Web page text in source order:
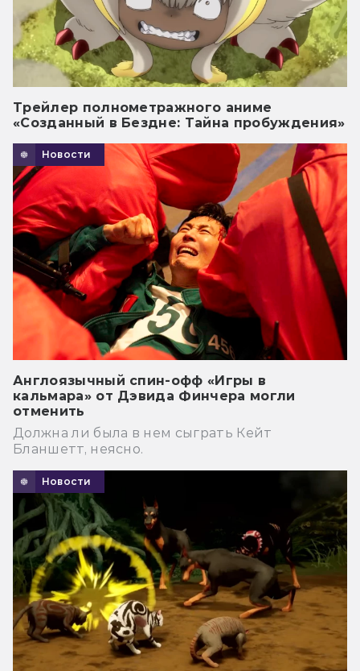
Трейлер полнометражного аниме
«Созданный в Бездне: Тайна пробуждения»
Новости
Англоязычный спин-офф «Игры в
кальмара» от Дэвида Финчера могли
отменить
Должна ли была в нем сыграть Кейт
Бланшетт, неясно.
Новости